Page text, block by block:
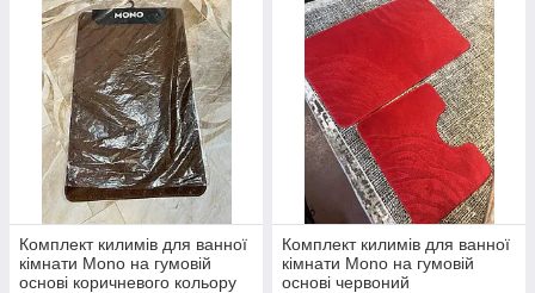
Комплект килимів для ванної
кімнати Mono на гумовій
основі коричневого кольору
Комплект килимів для ванної
кімнати Mono на гумовій
основі червоний